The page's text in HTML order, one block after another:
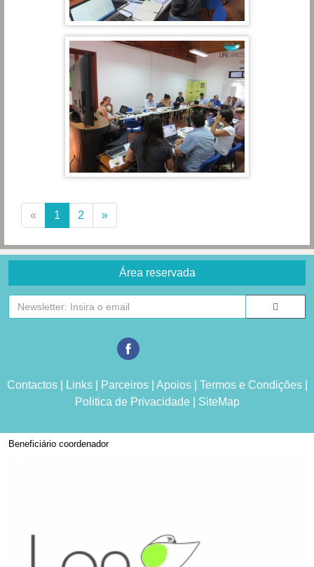
« 1 (current)
2 »
Área reservada
Contactos| Links| Parceiros| Apoios| Termos e Condições|
Politica de Privacidade| SiteMap
Beneficiário coordenador